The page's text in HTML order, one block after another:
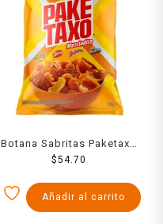
Botana Sabritas Paketaxo
Mezcladito chile, limón,
$54.70
Añadir al carrito